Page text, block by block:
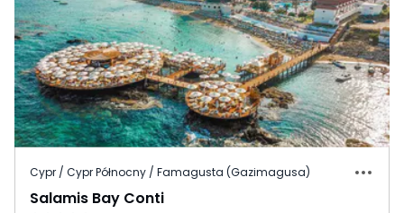
Cypr / Cypr Północny / Famagusta (Gazimagusa)
Salamis Bay Conti